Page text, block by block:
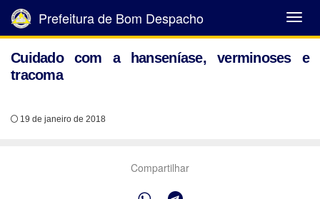
Abrir
Menu
Prefeitura de Bom Despacho
Cuidado com a hanseníase, verminoses e
tracoma
19 de janeiro de 2018
Compartilhar